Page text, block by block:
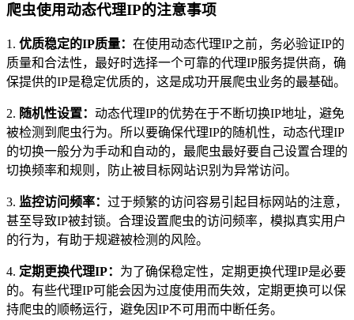
爬虫使用动态代理IP的注意事项
1. 优质稳定的IP质量： 在使用动态代理IP之前，务必验证IP的
质量和合法性，最好时选择一个可靠的代理IP服务提供商，确
保提供的IP是稳定优质的，这是成功开展爬虫业务的最基础。
2. 随机性设置： 动态代理IP的优势在于不断切换IP地址，避免
被检测到爬虫行为。所以要确保代理IP的随机性，动态代理IP
的切换一般分为手动和自动的，最爬虫最好要自己设置合理的
切换频率和规则，防止被目标网站识别为异常访问。
3. 监控访问频率： 过于频繁的访问容易引起目标网站的注意，
甚至导致IP被封锁。合理设置爬虫的访问频率，模拟真实用户
的行为，有助于规避被检测的风险。
4. 定期更换代理IP： 为了确保稳定性，定期更换代理IP是必要
的。有些代理IP可能会因为过度使用而失效，定期更换可以保
持爬虫的顺畅运行，避免因IP不可用而中断任务。